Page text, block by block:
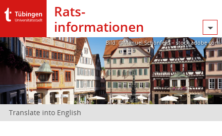
Rats­
informationen
Bild: @Manuel Schönfeld – stock.adobe.com
Translate into English